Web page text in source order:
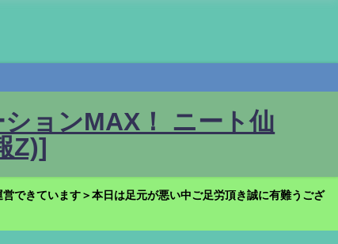
ョンMAX！ ニート仙
Z)]
できています＞本日は足元が悪い中ご足労頂き誠に有難うござ